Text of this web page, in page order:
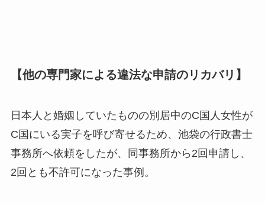
【他の専門家による違法な申請のリカバリ】
日本人と婚姻していたものの別居中のC国人女性が
C国にいる実子を呼び寄せるため、池袋の行政書士
事務所へ依頼をしたが、同事務所から2回申請し、
2回とも不許可になった事例。